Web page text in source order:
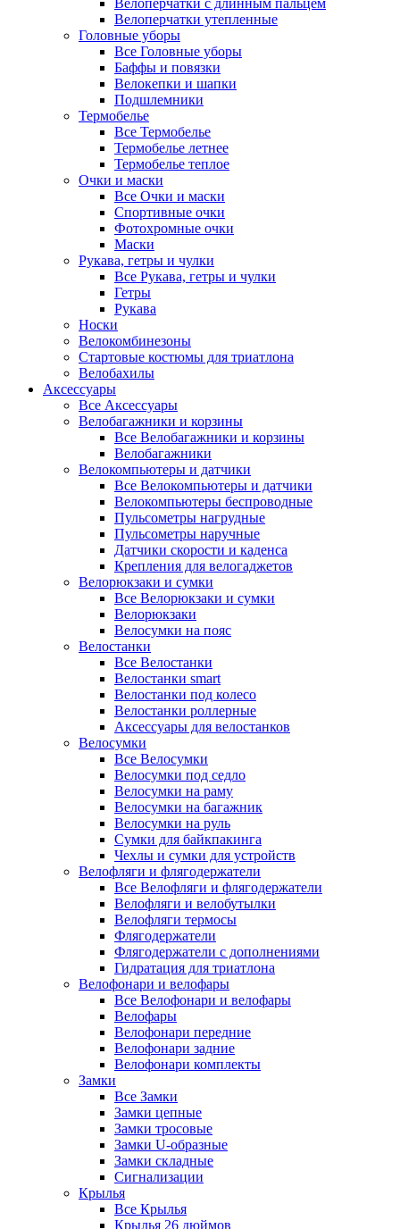
Велоперчатки с длинным пальцем
Велоперчатки утепленные
Головные уборы
Все Головные уборы
Баффы и повязки
Велокепки и шапки
Подшлемники
Термобелье
Все Термобелье
Термобелье летнее
Термобелье теплое
Очки и маски
Все Очки и маски
Спортивные очки
Фотохромные очки
Маски
Рукава, гетры и чулки
Все Рукава, гетры и чулки
Гетры
Рукава
Носки
Велокомбинезоны
Стартовые костюмы для триатлона
Велобахилы
Аксессуары
Все Аксессуары
Велобагажники и корзины
Все Велобагажники и корзины
Велобагажники
Велокомпьютеры и датчики
Все Велокомпьютеры и датчики
Велокомпьютеры беспроводные
Пульсометры нагрудные
Пульсометры наручные
Датчики скорости и каденса
Крепления для велогаджетов
Велорюкзаки и сумки
Все Велорюкзаки и сумки
Велорюкзаки
Велосумки на пояс
Велостанки
Все Велостанки
Велостанки smart
Велостанки под колесо
Велостанки роллерные
Аксессуары для велостанков
Велосумки
Все Велосумки
Велосумки под седло
Велосумки на раму
Велосумки на багажник
Велосумки на руль
Сумки для байкпакинга
Чехлы и сумки для устройств
Велофляги и флягодержатели
Все Велофляги и флягодержатели
Велофляги и велобутылки
Велофляги термосы
Флягодержатели
Флягодержатели с дополнениями
Гидратация для триатлона
Велофонари и велофары
Все Велофонари и велофары
Велофары
Велофонари передние
Велофонари задние
Велофонари комплекты
Замки
Все Замки
Замки цепные
Замки тросовые
Замки U-образные
Замки складные
Сигнализации
Крылья
Все Крылья
Крылья 26 дюймов